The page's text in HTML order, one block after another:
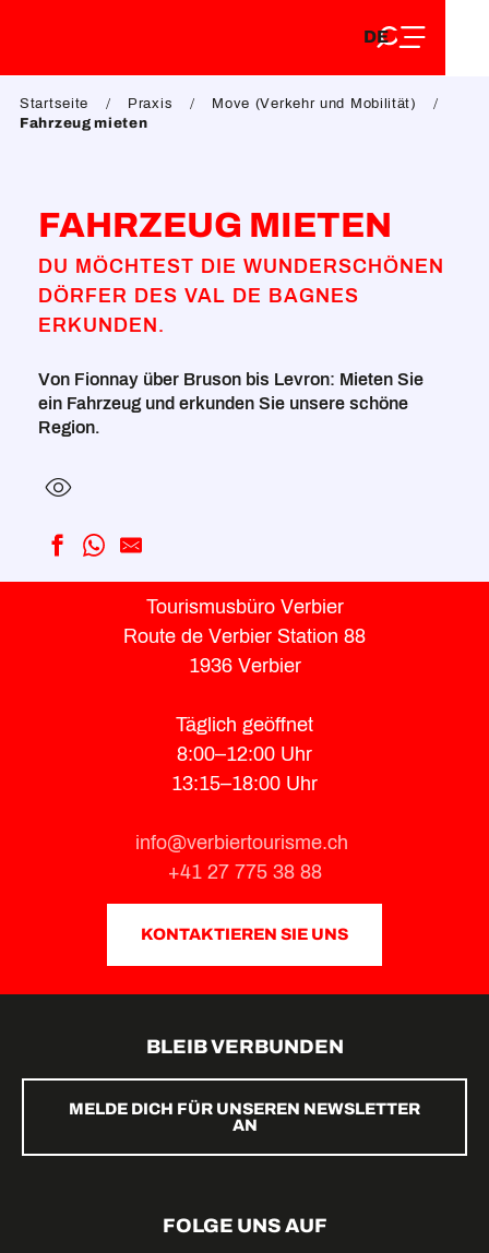
EN
DE
FR
EN
Startseite Praxis
Move (Verkehr und Mobilität)
Fahrzeug mieten
FAHRZEUG MIETEN
DU MÖCHTEST DIE WUNDERSCHÖNEN
DÖRFER DES VAL DE BAGNES
ERKUNDEN.
Von Fionnay über Bruson bis Levron: Mieten Sie
ein Fahrzeug und erkunden Sie unsere schöne
Region.
Tourismusbüro Verbier
Route de Verbier Station 88
1936 Verbier
Täglich geöffnet
8:00–12:00 Uhr
13:15–18:00 Uhr
info@verbiertourisme.ch
+41 27 775 38 88
KONTAKTIEREN SIE UNS
BLEIB VERBUNDEN
MELDE DICH FÜR UNSEREN NEWSLETTER
AN
FOLGE UNS AUF